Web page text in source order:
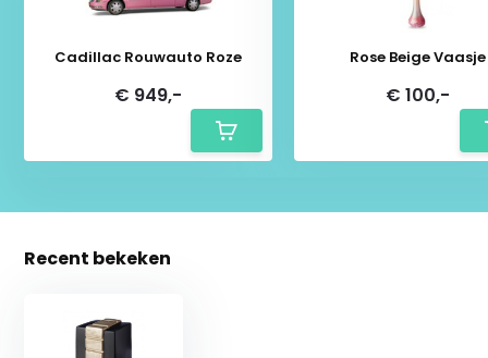
Cadillac Rouwauto Roze
€ 949,-
Rose Beige Vaasje
€ 100,-
Recent bekeken